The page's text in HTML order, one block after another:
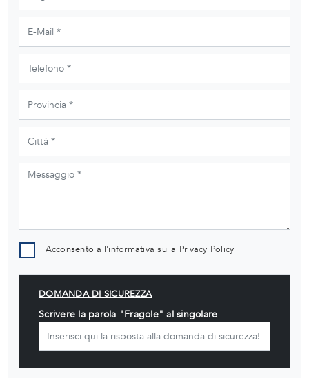
Acconsento all'informativa sulla Privacy Policy
DOMANDA DI SICUREZZA
Scrivere la parola "Fragole" al singolare